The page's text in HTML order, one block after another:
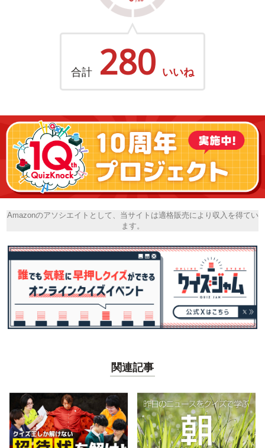
合計 280 いいね
Amazonのアソシエイトとして、当サイトは適格販売により収入を得てい
ます。
関連記事